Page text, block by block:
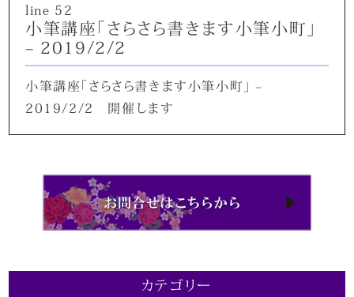
line 52
小筆講座「さらさら書きます小筆小町」
– 2019/2/2
小筆講座「さらさら書きます小筆小町」 –
2019/2/2 開催します
カテゴリー